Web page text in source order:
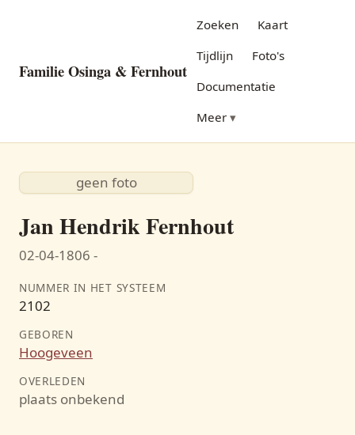
Familie Osinga & Fernhout
Zoeken
Kaart
Tijdlijn
Foto's
Documentatie
Meer
geen foto
Jan Hendrik Fernhout
02-04-1806 -
NUMMER IN HET SYSTEEM
2102
GEBOREN
Hoogeveen
OVERLEDEN
plaats onbekend